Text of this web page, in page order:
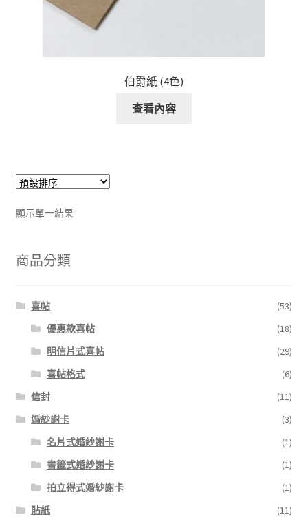
伯爵紙 (4色)
查看內容
顯示單一結果
商品分類
喜帖
(53)
優惠款喜帖
(18)
明信片式喜帖
(29)
喜帖格式
(6)
信封
(11)
婚紗謝卡
(3)
名片式婚紗謝卡
(1)
書籤式婚紗謝卡
(1)
拍立得式婚紗謝卡
(1)
貼紙
(11)